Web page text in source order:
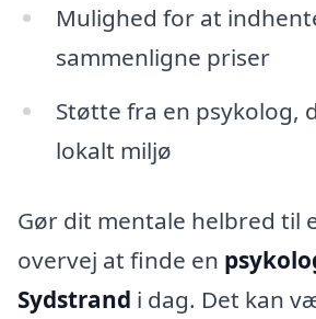
Mulighed for at
sammenligne priser
Støtte fra en psykolog,
lokalt miljø
Gør dit mentale helbred til
overvej at finde en
Sydstrand i dag. Det kan